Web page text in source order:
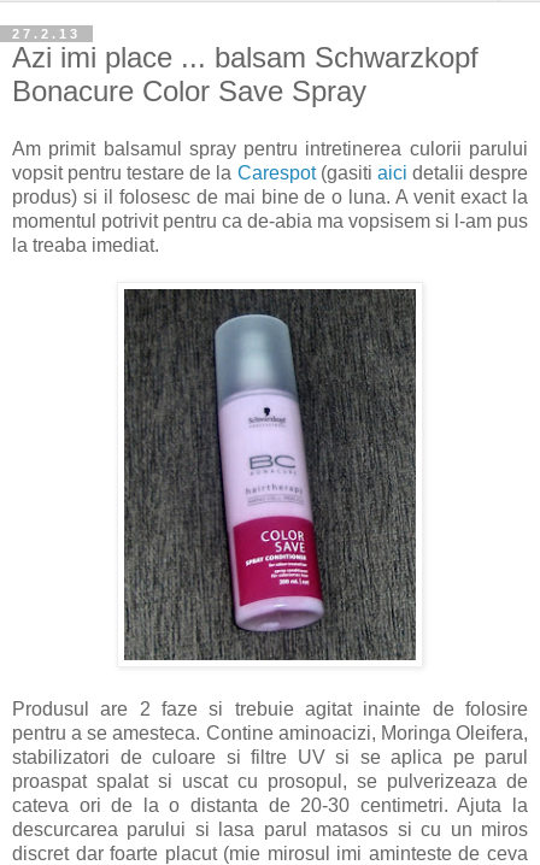
27.2.13
Azi imi place ... balsam Schwarzkopf
Bonacure Color Save Spray
Am primit balsamul spray pentru intretinerea culorii parului
vopsit pentru testare de la Carespot(gasiti aici detalii despre
produs) si il folosesc de mai bine de o luna. A venit exact la
momentul potrivit pentru ca de-abia ma vopsisem si l-am pus
la treaba imediat.
Produsul are 2 faze si trebuie agitat inainte de folosire
pentru a se amesteca. Contine aminoacizi, Moringa Oleifera,
stabilizatori de culoare si filtre UV si se aplica pe parul
proaspat spalat si uscat cu prosopul, se pulverizeaza de
cateva ori de la o distanta de 20-30 centimetri. Ajuta la
descurcarea parului si lasa parul matasos si cu un miros
discret dar foarte placut (mie mirosul imi aminteste de ceva